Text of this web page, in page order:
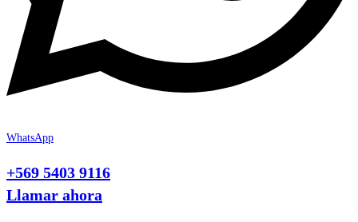
WhatsApp
+569 5403 9116
Llamar ahora